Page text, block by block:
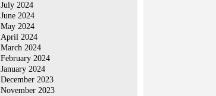
July 2024
June 2024
May 2024
April 2024
March 2024
February 2024
January 2024
December 2023
November 2023